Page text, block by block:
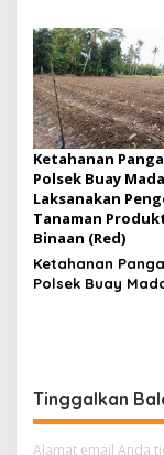
Ketahanan
Polsek Buay
Laksanakan
Tanaman
Binaan (Red)
Ketahanan
Polsek Buay
Tinggalkan
Alamat email Anda